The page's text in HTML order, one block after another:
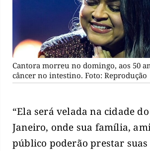
Cantora morreu no domingo, aos 50
câncer no intestino. Foto: Reprodução
“Ela será velada na cidade
Janeiro, onde sua família,
público poderão prestar